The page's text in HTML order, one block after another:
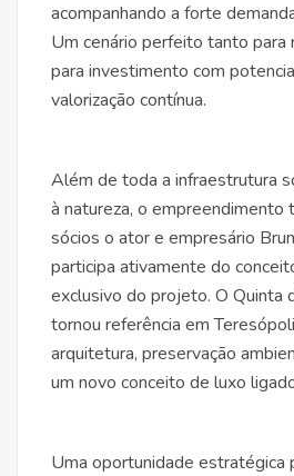
acompanhando a forte
Um cenário perfeito tanto para
para investimento com
valorização contínua.
Além de toda a infraestrutura
à natureza, o empreendimento
sócios o ator e empresário
participa ativamente do
exclusivo do projeto. O Quinta
tornou referência em
arquitetura, preservação
um novo conceito de luxo
Uma oportunidade estratégica